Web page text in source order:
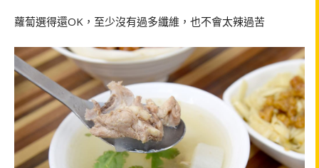
蘿蔔選得還OK，至少沒有過多纖維，也不會太辣過苦